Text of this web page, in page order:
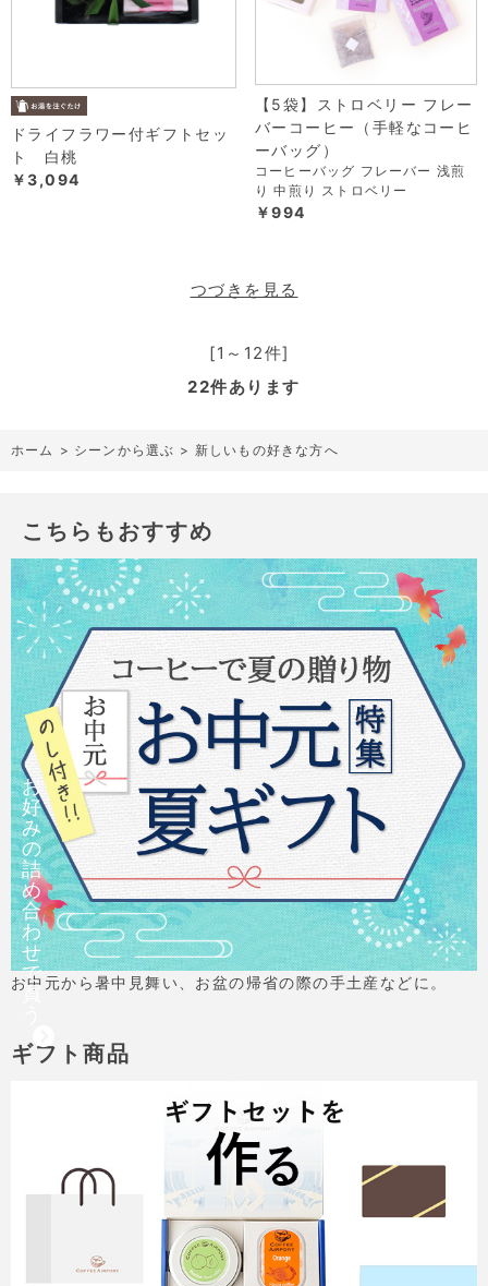
ドライフラワー付ギフトセッ
ト 白桃
￥3,094
【5袋】ストロベリー フレー
バーコーヒー（手軽なコーヒ
ーバッグ）
コーヒーバッグ フレーバー 浅煎
り 中煎り ストロベリー
￥994
つづきを見る
[1～12件]
22件あります
ホーム > シーンから選ぶ > 新しいもの好きな方へ
こちらもおすすめ
お中元から暑中見舞い、お盆の帰省の際の手土産などに。
ギフト商品
お
好
み
の
詰
め
合
わ
せ
で
買